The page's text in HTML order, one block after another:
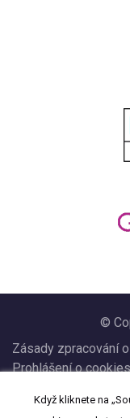
©
Zásady zpracování
Prohlášení o cookies
Prohlášení
Když kliknete na